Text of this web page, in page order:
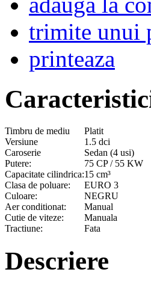
trimite unui
printeaza
Timbru de mediu
Platit
Versiune
1.5 dci
Caroserie
Sedan (4 usi)
Putere:
75 CP / 55 KW
Capacitate cilindrica:15 cm³
Clasa de poluare:
EURO 3
Culoare:
NEGRU
Aer conditionat:
Manual
Cutie de viteze:
Manuala
Tractiune:
Fata
Descriere